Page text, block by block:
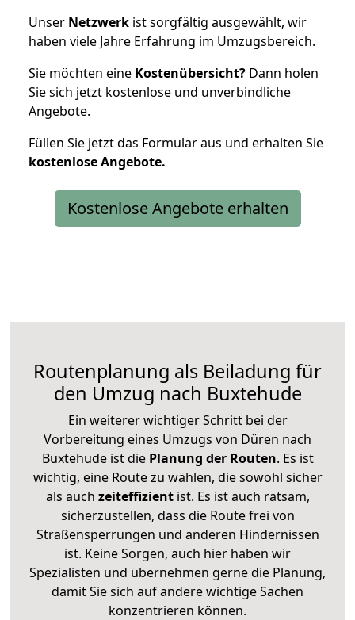
Unser Netzwerk ist sorgfältig ausgewählt, wir
haben viele Jahre Erfahrung im Umzugsbereich.
Sie möchten eine Kostenübersicht? Dann holen
Sie sich jetzt kostenlose und unverbindliche
Angebote.
Füllen Sie jetzt das Formular aus und erhalten Sie
kostenloseAngebote.
Kostenlose Angebote erhalten
Routenplanung als Beiladung für
den Umzug nach Buxtehude
Ein weiterer wichtiger Schritt bei der
Vorbereitung eines Umzugs von Düren nach
Buxtehude ist diePlanung der Routen. Es ist
wichtig, eine Route zu wählen, die sowohl sicher
als auch zeiteffizientist. Es ist auch ratsam,
sicherzustellen, dass die Route frei von
Straßensperrungen und anderen Hindernissen
ist. Keine Sorgen, auch hier haben wir
Spezialisten und übernehmen gerne die Planung,
damit Sie sich auf andere wichtige Sachen
konzentrieren können.